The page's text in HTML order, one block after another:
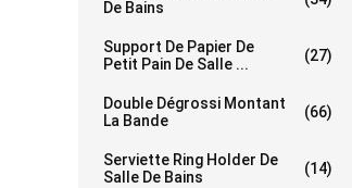
De Bains
Support De Papier De
Petit Pain De Salle ...
(27)
Double Dégrossi Montant
La Bande
(66)
Serviette Ring Holder De
Salle De Bains
(14)